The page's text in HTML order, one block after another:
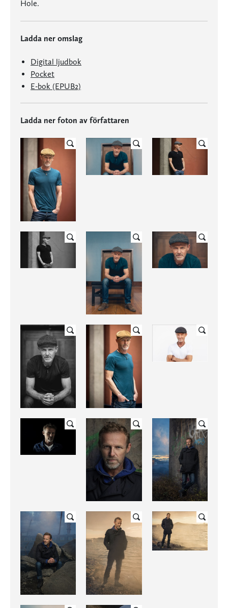
Hole.
Ladda ner omslag
Digital ljudbok
Pocket
E-bok (EPUB2)
Ladda ner foton av författaren